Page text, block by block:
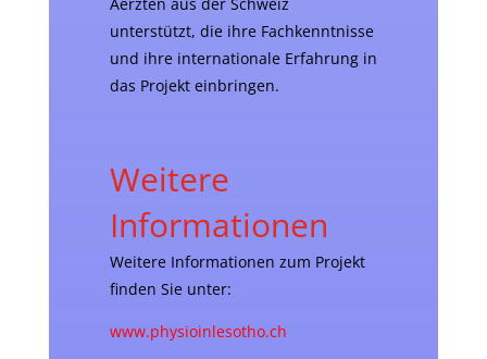
unterstützt, die ihre Fachkenntnisse
und ihre internationale Erfahrung in
das Projekt einbringen.
Weitere
Informationen
Weitere Informationen zum Projekt
finden Sie unter:
www.physioinlesotho.ch